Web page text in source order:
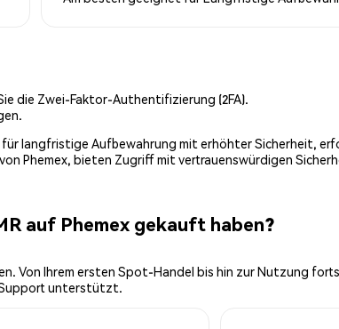
die Zwei-Faktor-Authentifizierung (2FA).
langfristige Aufbewahrung mit erhöhter Sicherheit,
Phemex, bieten Zugriff mit vertrauenswürdigen
auf Phemex gekauft haben?
Von Ihrem ersten Spot-Handel bis hin zur Nutzung
Support unterstützt.